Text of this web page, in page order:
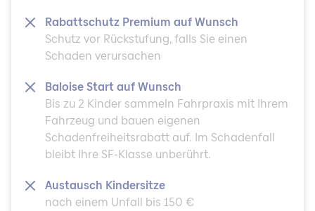
Rabattschutz Premium auf Wunsch
Schutz vor Rückstufung, falls Sie einen
Schaden verursachen
Baloise Start auf Wunsch
Bis zu 2 Kinder sammeln Fahrpraxis mit Ihrem
Fahrzeug und bauen eigenen
Schadenfreiheitsrabatt auf. Im Schadenfall
bleibt Ihre SF-Klasse unberührt.
Austausch Kindersitze
nach einem Unfall bis 150 €